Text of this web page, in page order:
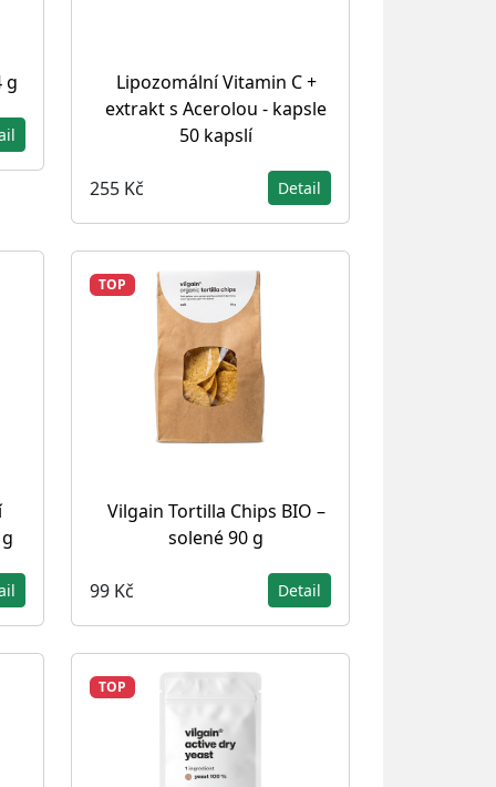
g
Lipozomální Vitamin C +
extrakt s Acerolou - kapsle
50 kapslí
255 Kč Detail
TOP
Vilgain Tortilla Chips BIO –
solené 90 g
99 Kč Detail
TOP